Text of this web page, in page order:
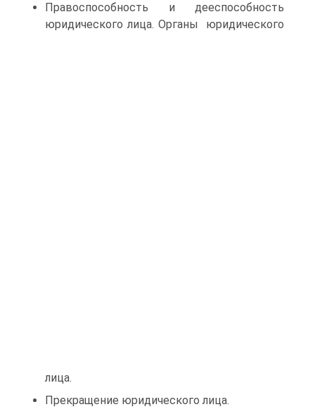
Правоспособность и дееспособность
юридического лица. Органы юридического
лица.
Прекращение юридического лица.